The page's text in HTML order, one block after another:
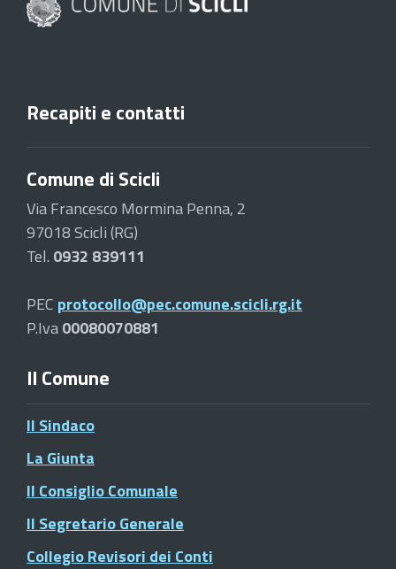
Recapiti e contatti
Comune di Scicli
Via Francesco Mormina Penna, 2
97018 Scicli (RG)
Tel. 0932 839111
PEC protocollo@pec.comune.scicli.rg.it
P.Iva00080070881
Il Comune
Il Sindaco
La Giunta
Il Consiglio Comunale
Il Segretario Generale
Collegio Revisori dei Conti